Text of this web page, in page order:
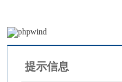
提示信息